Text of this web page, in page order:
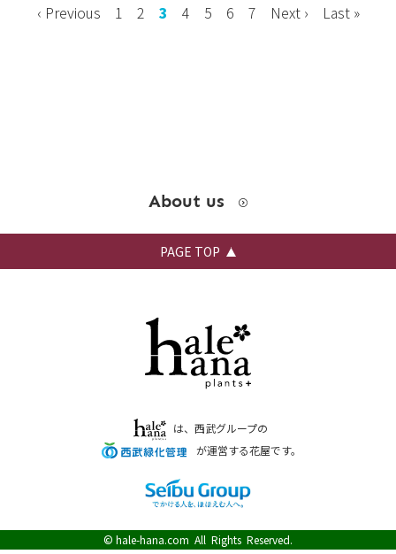
‹ Previous 1 2 3 4 5 6 7 Next › Last »
About us
PAGE TOP
は、西武グループの
が運営する花屋です。
© hale-hana.com All Rights Reserved.